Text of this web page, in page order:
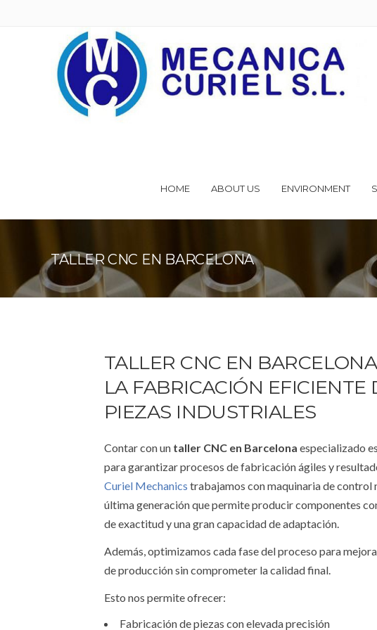
HOME ABOUT US ENVIRONMENT
TALLER CNC EN BARCELONA
TALLER CNC EN
LA FABRICACIÓN EFICIENTE
PIEZAS INDUSTRIALES
Contar con un taller CNC en Barcelona especializado
para garantizar procesos de fabricación ágiles y
Curiel Mechanics trabajamos con maquinaria de control
última generación que permite producir componentes
de exactitud y una gran capacidad de adaptación.
Además, optimizamos cada fase del proceso para
de producción sin comprometer la calidad final.
Esto nos permite ofrecer:
Fabricación de piezas con elevada precisión